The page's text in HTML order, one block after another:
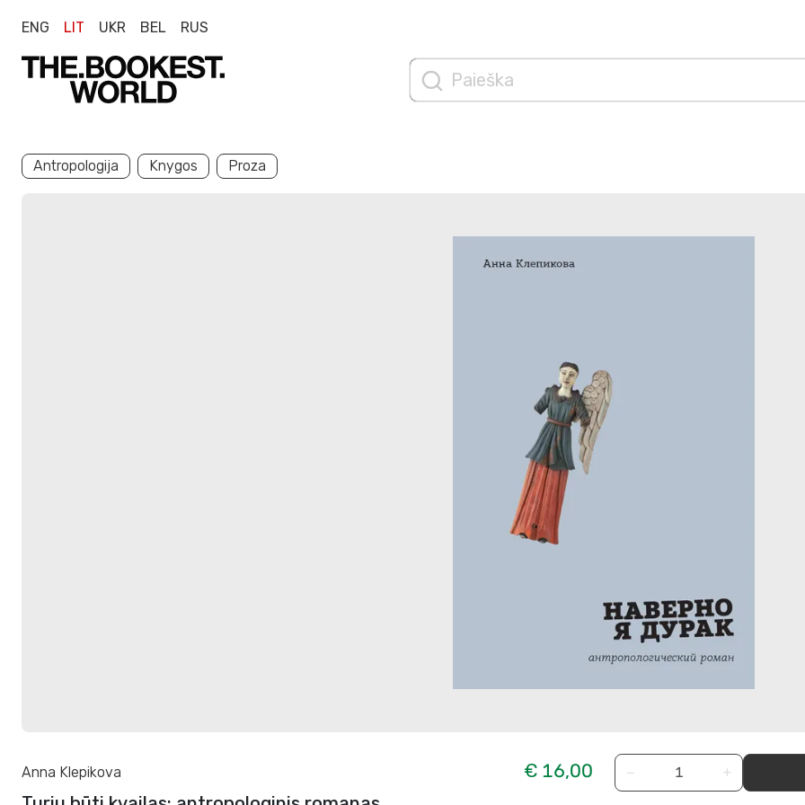
ENG LIT UKR BEL RUS
Antropologija Knygos Proza
Anna Klepikova
€ 16,00
− +